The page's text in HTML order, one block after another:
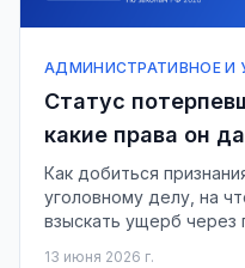
АДМИНИСТРАТИВНОЕ И
Статус
какие права он
Как добиться
уголовному делу, на
взыскать ущерб через
13 июня 2026 г.